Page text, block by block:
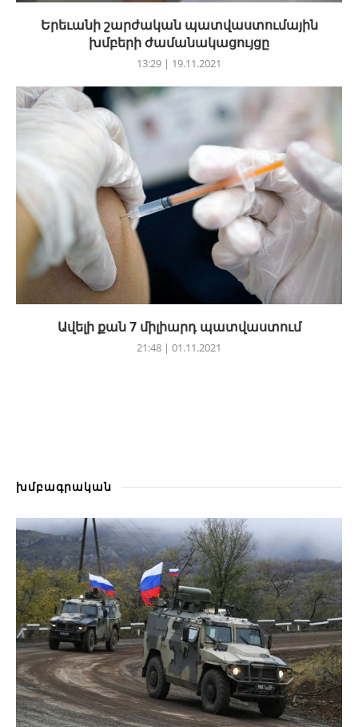
Երեւանի շարժական պատվաստումային
խմբերի ժամանակացույցը
13:29 | 19.11.2021
Ավելի քան 7 միլիարդ պատվաստում
21:48 | 01.11.2021
խմբագրական